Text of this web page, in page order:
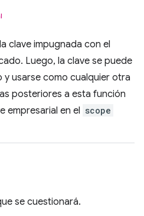
clave impugnada con el
Luego, la clave se puede
usarse como cualquier otra
posteriores a esta función
empresarial en el scope
se cuestionará.